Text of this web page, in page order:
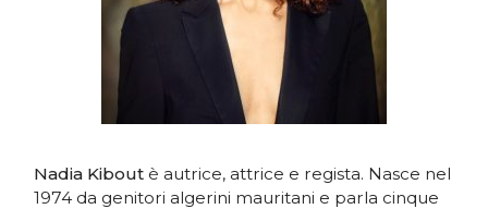
Nadia Kibout è autrice, attrice e regista. Nasce nel
1974 da genitori algerini mauritani e parla cinque